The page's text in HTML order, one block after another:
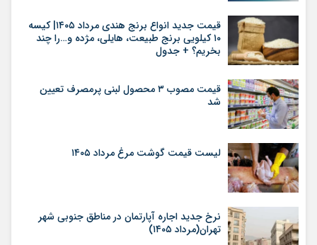
قیمت جدید انواع برنج هندی مرداد ۱۴۰۵| کیسه
۱۰ کیلویی برنج طبیعت، هایلی، مژده و…را چند
بخریم؟ + جدول
قیمت مصوب ۳ محصول لبنی پرمصرف تعیین
شد
لیست قیمت گوشت مرغ مرداد ۱۴۰۵
نرخ جدید اجاره آپارتمان در مناطق جنوبی شهر
تهران(مرداد ۱۴۰۵)